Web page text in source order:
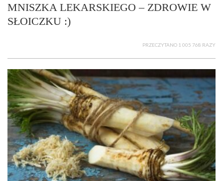
MNISZKA LEKARSKIEGO – ZDROWIE W
SŁOICZKU :)
PRZECZYTANO 1 005 768 RAZY